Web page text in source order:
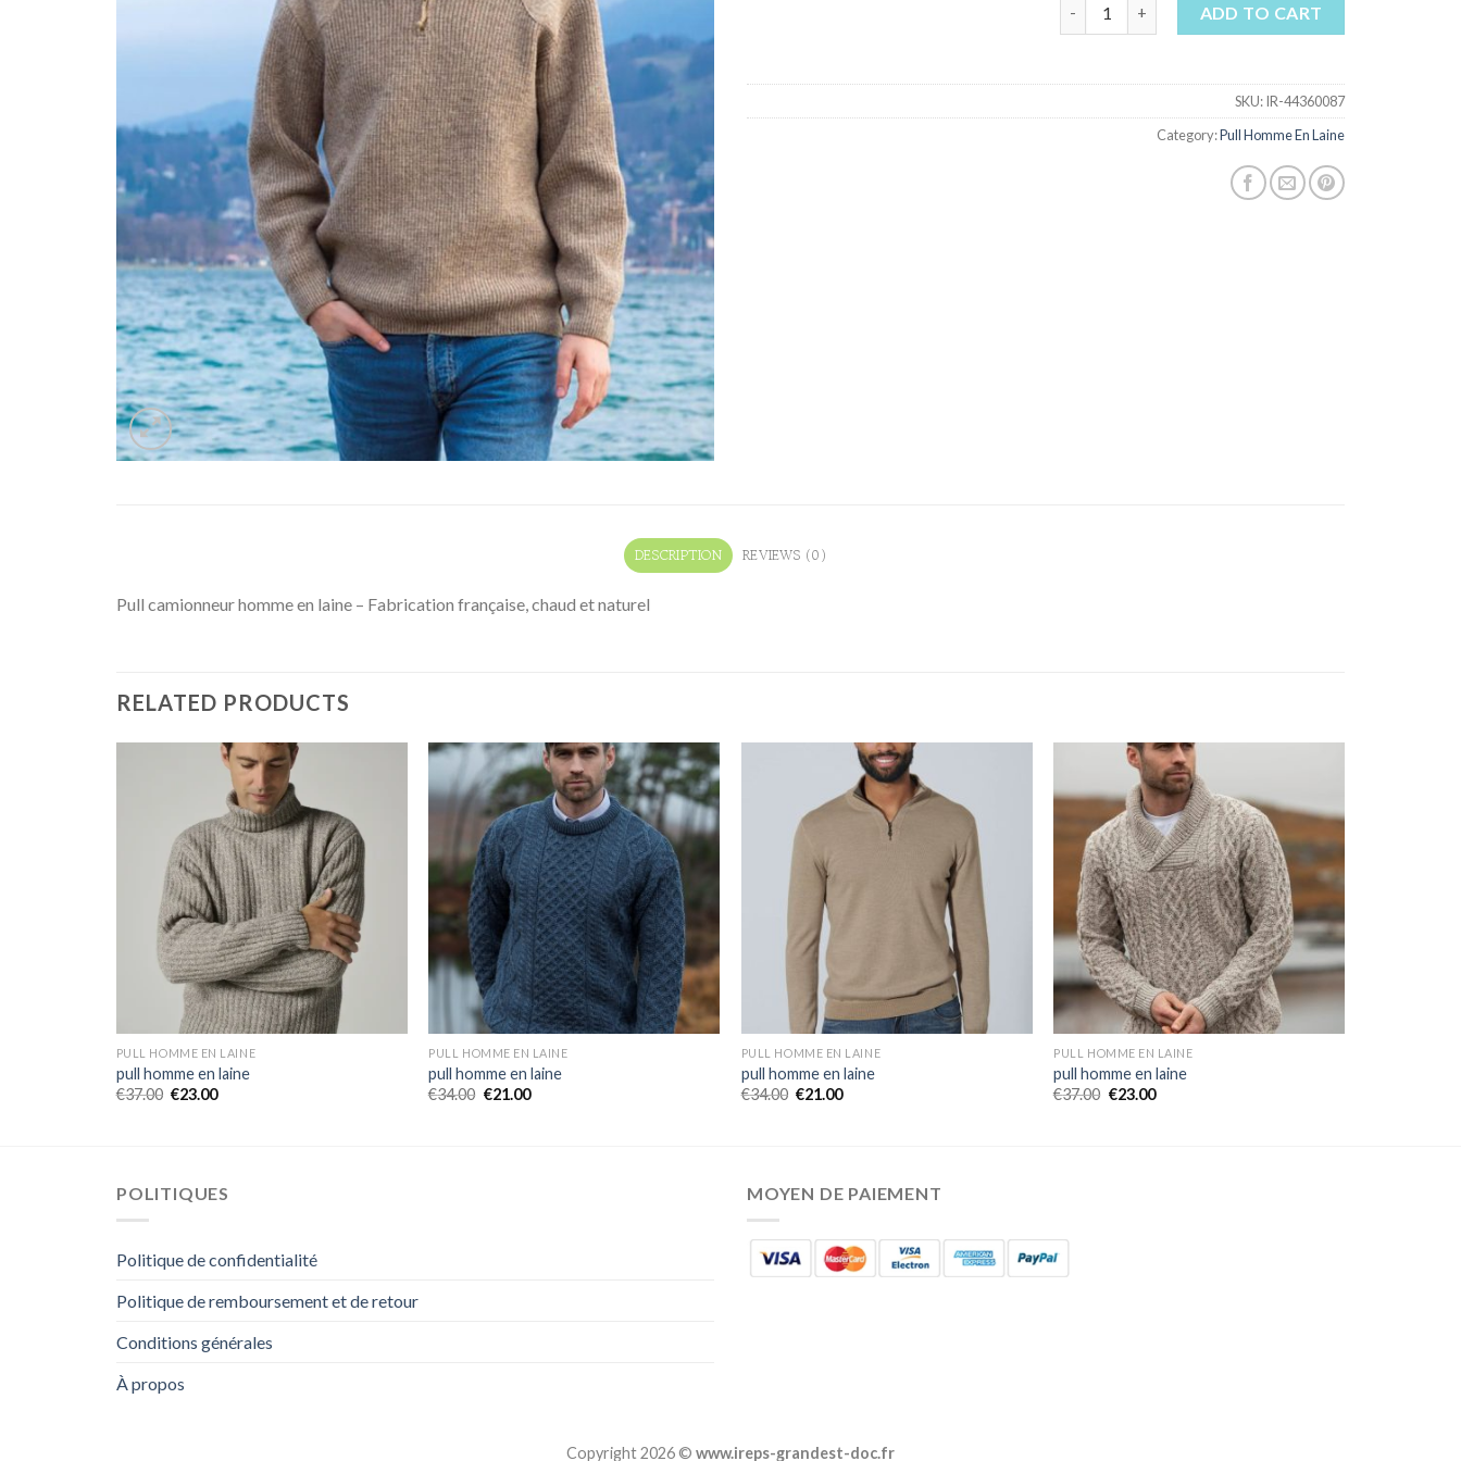
ADD TO CART
SKU:IR-44360087
Category:Pull Homme En Laine
DESCRIPTION REVIEWS (0)
Pull camionneur homme en laine – Fabrication française, chaud et naturel
RELATED PRODUCTS
PULL HOMME EN LAINE
pull homme en laine
€37.00 €23.00
PULL HOMME EN LAINE
pull homme en laine
€34.00 €21.00
PULL HOMME EN LAINE
pull homme en laine
€34.00 €21.00
PULL HOMME EN LAINE
pull homme en laine
€37.00 €23.00
POLITIQUES
Politique de confidentialité
Politique de remboursement et de retour
Conditions générales
À propos
MOYEN DE PAIEMENT
Copyright 2026 © www.ireps-grandest-doc.fr